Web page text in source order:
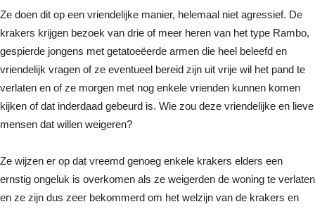
Ze doen dit op een vriendelijke manier, helemaal niet agressief. De
krakers krijgen bezoek van drie of meer heren van het type Rambo,
gespierde jongens met getatoeëerde armen die heel beleefd en
vriendelijk vragen of ze eventueel bereid zijn uit vrije wil het pand te
verlaten en of ze morgen met nog enkele vrienden kunnen komen
kijken of dat inderdaad gebeurd is. Wie zou deze vriendelijke en lieve
mensen dat willen weigeren?
Ze wijzen er op dat vreemd genoeg enkele krakers elders een
ernstig ongeluk is overkomen als ze weigerden de woning te verlaten
en ze zijn dus zeer bekommerd om het welzijn van de krakers en